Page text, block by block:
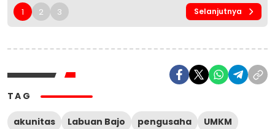
1 2 3 Selanjutnya
TAG
akunitas Labuan Bajo pengusaha UMKM